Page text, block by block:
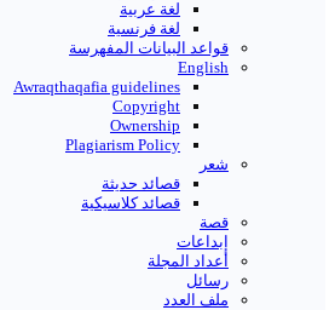
لغة عربية
لغة فرنسية
قواعد البیانات المفهرسة
English
Awraqthaqafia guidelines
Copyright
Ownership
Plagiarism Policy
شعر
قصائد حديثة
قصائد كلاسيكية
قصة
إبداعات
أعداد المجلة
رسائل
ملف العدد